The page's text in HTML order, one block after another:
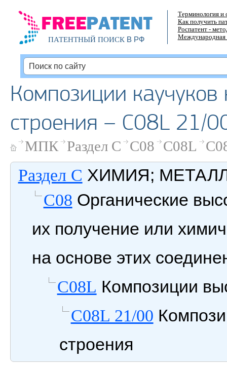
ПАТЕНТНЫЙ ПОИСКВ РФ
Терминология и
Как получить
Роспатент -
Международная
Композиции каучуков
строения – C08L 21/
МПК Раздел C C08 C08L
Раздел C ХИМИЯ;
C08 Органические
их получение или
на основе этих
C08L Композиции
C08L 21/00
строения